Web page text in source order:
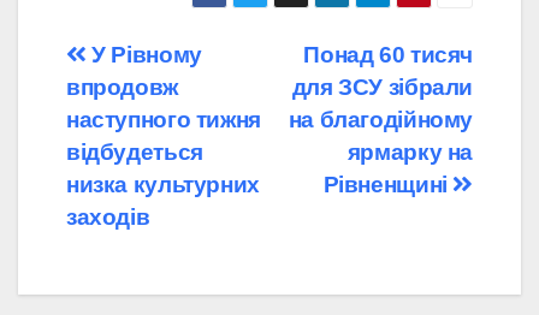
Навігація
записів
Понад 60 тисяч
для ЗСУ зібрали
на благодійному
ярмарку на
Рівненщині
У Рівному
впродовж
наступного тижня
відбудеться
низка культурних
заходів